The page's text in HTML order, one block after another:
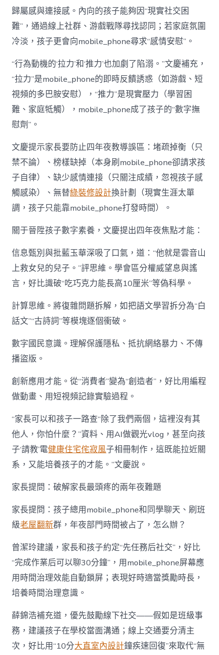
歸屬感與連接感。內向的孩子能夠因“現實社交困
難”，通過線上社群、游戲戰隊尋找認同；若家庭氛圍
冷淡，孩子更會向mobile_phone尋求“感情安慰”。
“行為動機的‘拉力’和‘推力’也加劇了陷溺。”文慶補充，
“拉力”是mobile_phone的即時反饋誘惑（如游戲、短
視頻的多巴胺安慰），“推力”是現實壓力（學習困
難、家庭牴觸），mobile_phone成了孩子的“數字撫
慰劑”。
文慶提示家長要防止四年夜教導誤區：堵疏掉衡（只
禁不論）、榜樣缺掉（本身刷mobile_phone卻請求孩
子自律）、缺少感情連接（只關注成績，忽視孩子感
觸感染）、無替綠裝修設計換計劃（現實生涯太單
調，孩子只能靠mobile_phone打發時間）。
關于晉陞孩子數字素養，文慶提出四年夜焦點才能：
信息甄別與批藍玉華深吸了口氣，道：“他就是雲音山
上救女兒的兒子。”評思維。學會區分權威望息與謠
言，好比識破“吃巧克力能長高10厘米”等偽科學。
計算思維。將復雜問題拆解，如把語文學習拆分為“白
話文”“古詩詞”等模塊逐個衝破。
數字國民意識。理解保護隱私、抵抗網絡暴力、不傳
播盜版。
創新應用才能。從“消費者”變為“創造者”，好比用編程
做動畫、用短視頻記錄實驗過程。
“家長可以和孩子一路查“除了我們兩個，這裡沒有其
他人，你怕什麼？”資料、用AI做觀光vlog，甚至向孩
子‘請教’電健康住宅侘寂風子相冊制作，這既能拉近關
系，又能培養孩子的才能。”文慶說。
家長提問：破解家長最頭疼的兩年夜難題
家長提問：孩子總用mobile_phone和同學聊天、刷班
級老屋翻新群，年夜部門時間被占了，怎么辦？
曾潔玲建議，家長和孩子約定“先任務后社交”，好比
“完成作業后可以聊30分鐘”，用mobile_phone屏幕應
用時間治理效能自動鎖屏；表現好時適當獎勵時長，
培養時間治理意識。
薛錦浩補充道，優先鼓勵線下社交——假如是班級事
務，建議孩子在學校當面溝通；線上交通要分清主
次，好比用“10分大直室內設計鐘疾速回復”來取代“無